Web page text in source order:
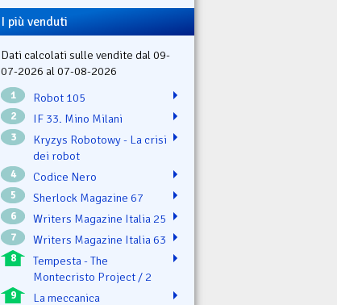
I più venduti
Dati calcolati sulle vendite dal 09-
07-2026 al 07-08-2026
1 Robot 105
2 IF 33. Mino Milani
3
Kryzys Robotowy - La crisi
dei robot
4 Codice Nero
5 Sherlock Magazine 67
6 Writers Magazine Italia 25
7 Writers Magazine Italia 63
8
Tempesta - The
Montecristo Project / 2
9
La meccanica